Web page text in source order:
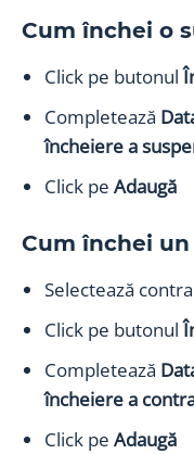
Cum închei o
Click pe butonul
Completează
încheiere a
Click pe Adaugă
Cum închei
Selectează
Click pe butonul
Completează
încheiere a
Click pe Adaugă